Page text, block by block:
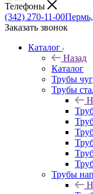
Телефоны
(342) 270-11-00
Заказать звонок
Каталог
Назад
Каталог
Трубы
Трубы
Трубы